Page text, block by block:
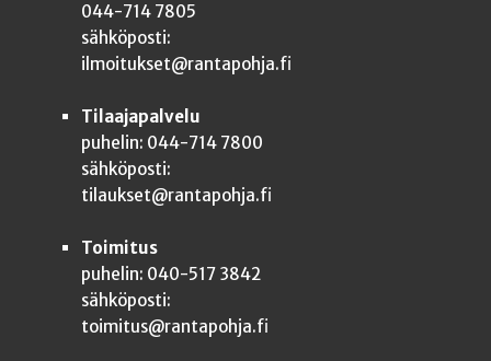
044-714 7805
sähköposti:
ilmoitukset@rantapohja.fi
Tilaajapalvelu
puhelin: 044-714 7800
sähköposti:
tilaukset@rantapohja.fi
Toimitus
puhelin: 040-517 3842
sähköposti:
toimitus@rantapohja.fi